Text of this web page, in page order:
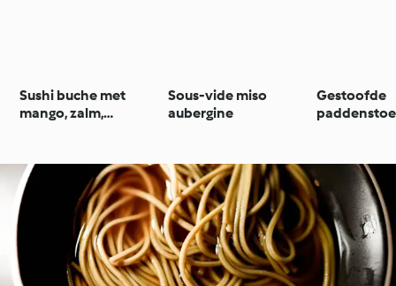
Sushi buche met
mango, zalm,
Sous-vide miso
aubergine
Gestoofde